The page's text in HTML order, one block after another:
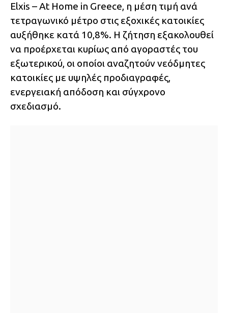
Elxis – At Home in Greece, η μέση τιμή ανά
τετραγωνικό μέτρο στις εξοχικές κατοικίες
αυξήθηκε κατά 10,8%. Η ζήτηση εξακολουθεί
να προέρχεται κυρίως από αγοραστές του
εξωτερικού, οι οποίοι αναζητούν νεόδμητες
κατοικίες με υψηλές προδιαγραφές,
ενεργειακή απόδοση και σύγχρονο
σχεδιασμό.